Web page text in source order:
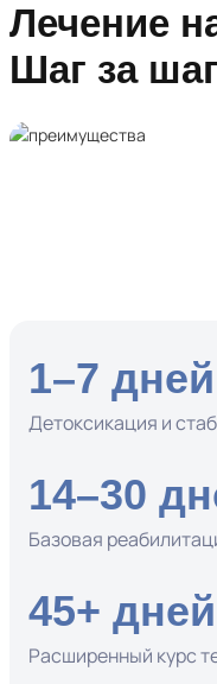
Лечение
Шаг за
1–7 дней
Детоксикация и
14–30
Базовая
45+ дней
Расширенный курс